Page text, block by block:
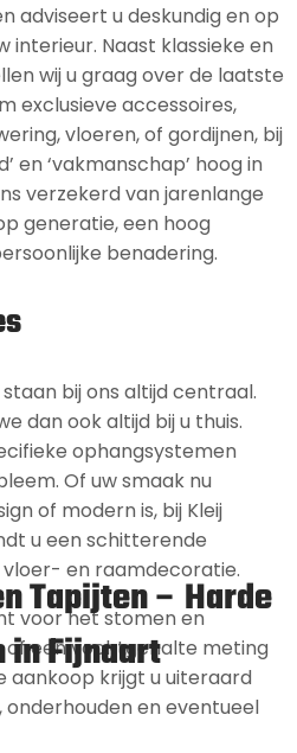
Tapijten – Harde
in Fijnaart
adviseert u deskundig en op
interieur. Naast klassieke en
wij u graag over de laatste
exclusieve accessoires,
vloeren, of gordijnen, bij
en ‘vakmanschap’ hoog in
verzekerd van jarenlange
generatie, een hoog
benadering.
bij ons altijd centraal.
dan ook altijd bij u thuis.
ophangsystemen
Of uw smaak nu
of modern is, bij Kleij
u een schitterende
en raamdecoratie.
voor het stomen en
of een vochtgehalte meting
aankoop krijgt u uiteraard
onderhouden en eventueel